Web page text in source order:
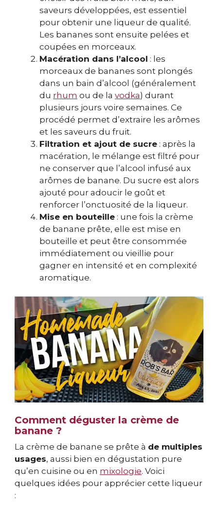
saveurs développées, est essentiel
pour obtenir une liqueur de qualité.
Les bananes sont ensuite pelées et
coupées en morceaux.
Macération dans l’alcool : les
morceaux de bananes sont plongés
dans un bain d’alcool (généralement
du rhum ou de la vodka) durant
plusieurs jours voire semaines. Ce
procédé permet d’extraire les arômes
et les saveurs du fruit.
Filtration et ajout de sucre : après la
macération, le mélange est filtré pour
ne conserver que l’alcool infusé aux
arômes de banane. Du sucre est alors
ajouté pour adoucir le goût et
renforcer l’onctuosité de la liqueur.
Mise en bouteille : une fois la crème
de banane prête, elle est mise en
bouteille et peut être consommée
immédiatement ou vieillie pour
gagner en intensité et en complexité
aromatique.
Comment déguster la crème de
banane ?
La crème de banane se prête à de multiples
usages, aussi bien en dégustation pure
qu’en cuisine ou en mixologie. Voici
quelques idées pour apprécier cette liqueur
: